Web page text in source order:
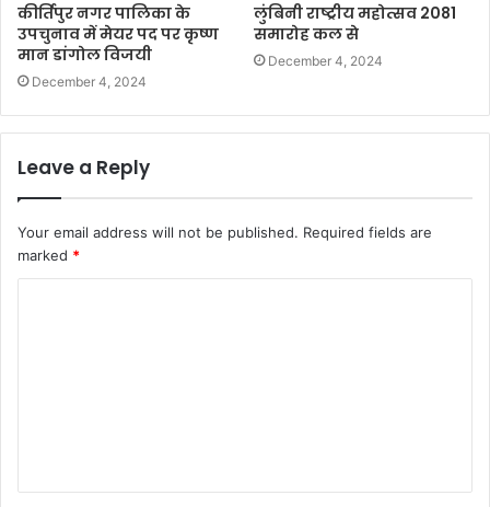
कीर्तिपुर नगर पालिका के
उपचुनाव में मेयर पद पर कृष्ण
मान डांगोल विजयी
December 4, 2024
लुंबिनी राष्ट्रीय महोत्सव 2081
समारोह कल से
December 4, 2024
Leave a Reply
Your email address will not be published. Required fields are
marked *